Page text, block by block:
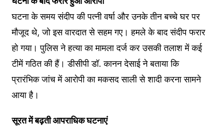
घटना के समय संदीप की पत्नी वर्षा और उनके तीन बच्चे घर पर
मौजूद थे, जो इस वारदात से सहम गए। हमले के बाद संदीप फरार
हो गया। पुलिस ने हत्या का मामला दर्ज कर उसकी तलाश में कई
टीमें गठित की हैं। डीसीपी डॉ. कानन देसाई ने बताया कि
प्रारंभिक जांच में आरोपी का मकसद साली से शादी करना सामने
आया है।
सूरत में बढ़ती आपराधिक घटनाएं